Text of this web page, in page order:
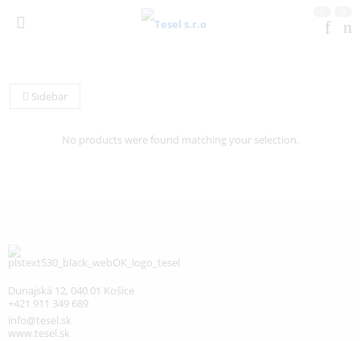
Sidebar
No products were found matching your selection.
Dunajská 12, 040 01 Košice
+421 911 349 689
info@tesel.sk
www.tesel.sk